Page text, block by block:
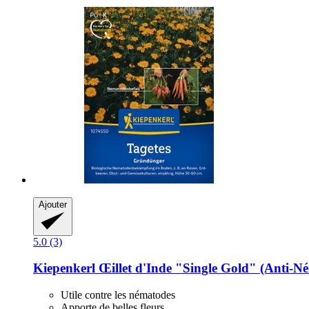
Ajouter
5.0 (3)
Kiepenkerl Œillet d'Inde "Single Gold" (Anti-​
Utile contre les nématodes